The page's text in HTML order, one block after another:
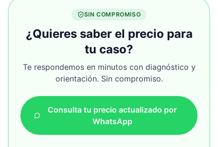
SIN COMPROMISO
¿Quieres saber el precio para
tu caso?
Te respondemos en minutos con diagnóstico y
orientación. Sin compromiso.
Consulta tu precio actualizado por
WhatsApp